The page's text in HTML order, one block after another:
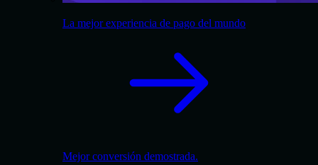
La mejor experiencia de pago del mundo
Mejor conversión demostrada.